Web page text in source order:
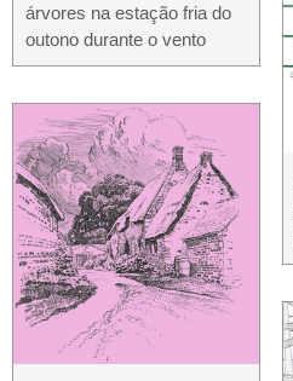
árvores na estação fria do
outono durante o vento